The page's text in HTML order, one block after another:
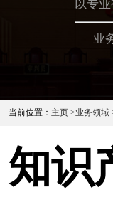
以专
业
当前位置： 主页 >业务领域
知识